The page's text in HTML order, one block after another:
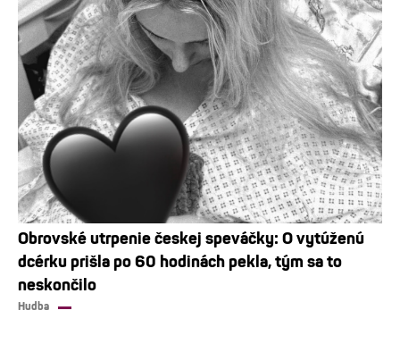
Obrovské utrpenie českej speváčky: O vytúženú
dcérku prišla po 60 hodinách pekla, tým sa to
neskončilo
Hudba